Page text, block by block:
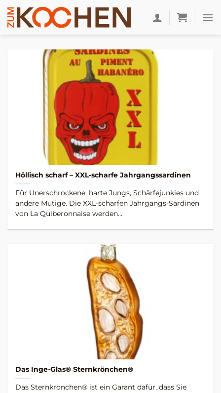
Zum
Inhalt
springen
Höllisch scharf – XXL-scharfe Jahrgangssardinen
Für Unerschrockene, harte Jungs, Schärfejunkies und
andere Mutige. Die XXL-scharfen Jahrgangs-Sardinen
von La Quiberonnaise werden...
Das Inge-Glas® Sternkrönchen®
Das Sternkrönchen® ist ein Garant dafür, dass Sie